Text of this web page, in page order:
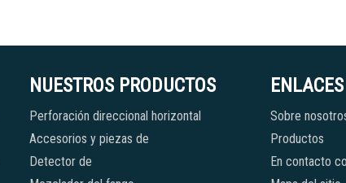
NUESTROS PRODUCTOS
Perforación direccional horizontal
Accesorios y piezas de
Detector de
Sobre
Productos
En contacto